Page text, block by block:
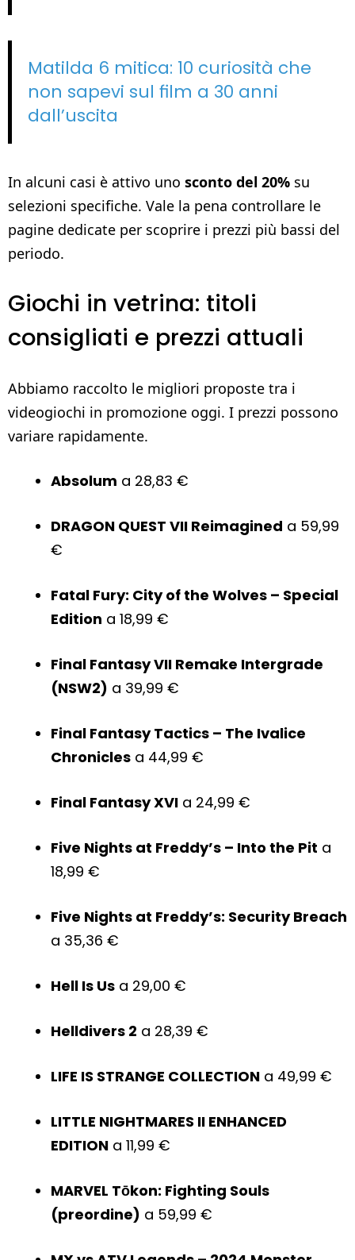
Matilda 6 mitica: 10 curiosità che
non sapevi sul film a 30 anni
dall’uscita
In alcuni casi è attivo uno sconto del 20% su
selezioni specifiche. Vale la pena controllare le
pagine dedicate per scoprire i prezzi più bassi del
periodo.
Giochi in vetrina: titoli
consigliati e prezzi attuali
Abbiamo raccolto le migliori proposte tra i
videogiochi in promozione oggi. I prezzi possono
variare rapidamente.
Absolum a 28,83 €
DRAGON QUEST VII Reimagined a 59,99
€
Fatal Fury: City of the Wolves – Special
Edition a 18,99 €
Final Fantasy VII Remake Intergrade
(NSW2) a 39,99 €
Final Fantasy Tactics – The Ivalice
Chronicles a 44,99 €
Final Fantasy XVI a 24,99 €
Five Nights at Freddy’s – Into the Pit a
18,99 €
Five Nights at Freddy’s: Security Breach
a 35,36 €
Hell Is Us a 29,00 €
Helldivers 2 a 28,39 €
LIFE IS STRANGE COLLECTION a 49,99 €
LITTLE NIGHTMARES II ENHANCED
EDITION a 11,99 €
MARVEL Tōkon: Fighting Souls
(preordine) a 59,99 €